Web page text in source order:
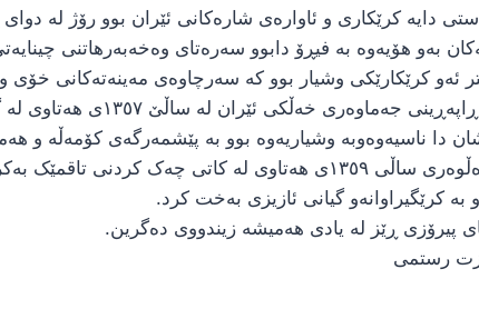
دایە کرێکاری و ئاوارەی شارەکانی ئێران بوو رۆژ لە
بەو هۆیەوە بە فیڕۆ دابوو سەرەتای وەخەبەرهاتنی
ئەو کرێکارێکی وشیار بوو کە سەرچاوەی مەینەتەکانی خۆی
هاوڕێ عەلی لە دوای
دا ناسیەوەوبە وشیاریەوە بوو بە پێشمەرگەی کۆمەڵە و
لە ڕێکەوتی ٢٦ی خەزەڵوەری ساڵی ١٣٥٩ی هەتاوی لە
کرێگیراوانەو گیانی ئازیزی بەخت کرد.
پیرۆزی ڕێز لە یادی هەمیشە زیندووی دەگرین.
رستمی